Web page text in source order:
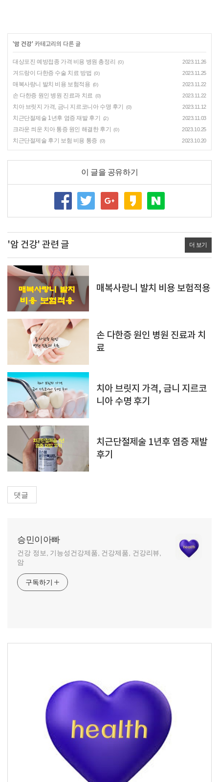
'암 건강' 카테고리의 다른 글
대상포진 예방접종 가격 비용 병원 총정리 (0) 2023.11.26
겨드랑이 다한증 수술 치료 방법 (0) 2023.11.25
매복사랑니 발치 비용 보험적용 (0) 2023.11.22
손 다한증 원인 병원 진료과 치료 (0) 2023.11.22
치아 브릿지 가격, 금니 지르코니아 수명 후기 (0) 2023.11.12
치근단절제술 1년후 염증 재발 후기 (2) 2023.11.03
크라운 씌운 치아 통증 원인 해결한 후기 (0) 2023.10.25
치근단절제술 후기 보험 비용 통증 (0) 2023.10.20
이 글을 공유하기
'암 건강' 관련 글 더 보기
매복사랑니 발치 비용 보험적용
손 다한증 원인 병원 진료과 치
료
치아 브릿지 가격, 금니 지르코
니아 수명 후기
치근단절제술 1년후 염증 재발
후기
댓글
승민이아빠
건강 정보, 기능성건강제품, 건강제품, 건강리뷰,
암
구독하기